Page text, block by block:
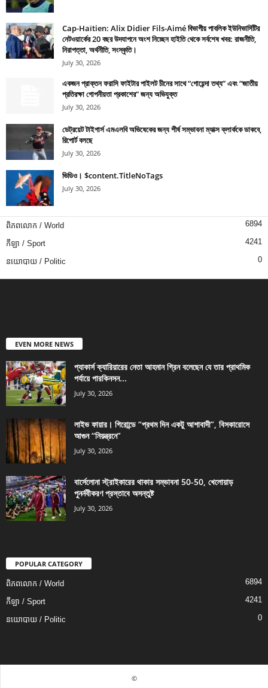
Cap-Haïtien: Alix Didier Fils-Aimé বিভাগীয় পাবলিক ইউনিভার্সিটির
নেটওয়ার্কের 20 বছর উদযাপনে অংশ নিচ্ছেন হাইতি থেকে সর্বশেষ খবর: রাজনীতি,
নিরাপত্তা, অর্থনীতি, সংস্কৃতি।
July 30, 2026
একজন প্রাক্তন ফরাসি ফাইটার পাইলট চীনের সাথে “গোয়েন্দা তথ্য” এবং “জাতীয়
প্রতিরক্ষা গোপনীয়তা প্রকাশের” জন্য অভিযুক্ত
July 30, 2026
ডেট্রয়েট টাইগার্স এমএলবি অভিষেকের জন্য শীর্ষ সম্ভাবনা ম্যাক্স ক্লার্ককে ডাকবে,
রিপোর্ট বলছে
July 30, 2026
ভিডিও। $content.TitleNoTags
July 30, 2026
ពិភពលោក / World 6894
កីឡា / Sport 4241
នយោបាយ / Politic 0
EVEN MORE NEWS
প্যাকার্স ক্যারিয়ারের নেতা আহমান গ্রিন বলেছেন যে তার প্রাথমিক
পর্যায়ে পারকিনসন...
July 30, 2026
লাইভ ফায়ার। গিরোন্ডে “প্রথম দিন একটু আশাবাদী”, বিসকারোসে
আগুন “নিয়ন্ত্রনে”
July 30, 2026
বার্সেলোনা স্ট্রাইকারের থাকার সম্ভাবনা 50-50, খেলোয়াড়
পুনর্নবীকরণ প্রস্তাবে অসন্তুষ্ট
July 30, 2026
POPULAR CATEGORY
ពិភពលោក / World 6894
កីឡា / Sport 4241
នយោបាយ / Politic 0
©